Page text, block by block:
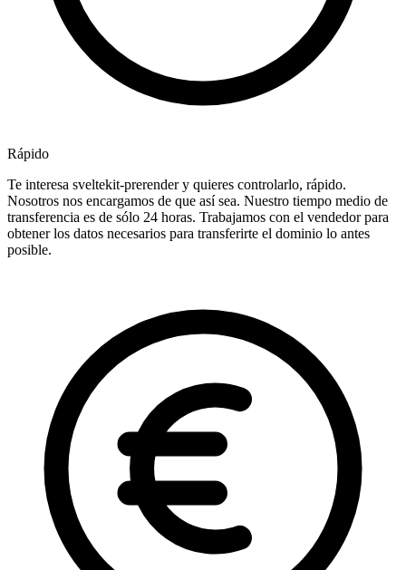
Rápido
Te interesa sveltekit-prerender y quieres controlarlo, rápido.
Nosotros nos encargamos de que así sea. Nuestro tiempo medio de
transferencia es de sólo 24 horas. Trabajamos con el vendedor para
obtener los datos necesarios para transferirte el dominio lo antes
posible.